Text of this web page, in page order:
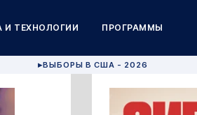
И ТЕХНОЛОГИИ ПРОГРАММЫ
▶ВЫБОРЫ В США - 2026